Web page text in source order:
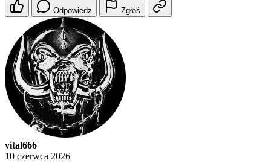
Odpowiedz Zgłoś
vital666
10 czerwca 2026